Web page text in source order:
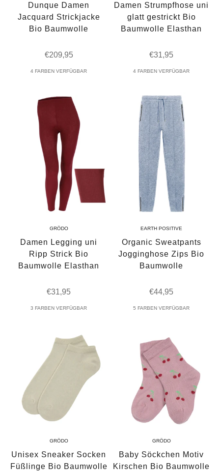
Dunque Damen
Jacquard Strickjacke
Bio Baumwolle
Angebot
€209,95
4 FARBEN VERFÜGBAR
Damen Strumpfhose uni
glatt gestrickt Bio
Baumwolle Elasthan
Angebot
€31,95
4 FARBEN VERFÜGBAR
GRÖDO
Damen Legging uni
Ripp Strick Bio
Baumwolle Elasthan
Angebot
€31,95
3 FARBEN VERFÜGBAR
EARTH POSITIVE
Organic Sweatpants
Jogginghose Zips Bio
Baumwolle
Angebot
€44,95
5 FARBEN VERFÜGBAR
GRÖDO
Unisex Sneaker Socken
Füßlinge Bio Baumwolle
GRÖDO
Baby Söckchen Motiv
Kirschen Bio Baumwolle